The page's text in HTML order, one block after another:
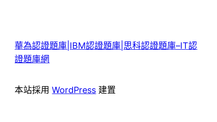
華為認證題庫|IBM認證題庫|思科認證題庫–IT認
證題庫網
本站採用WordPress 建置